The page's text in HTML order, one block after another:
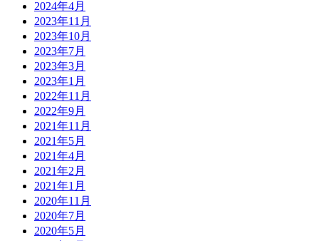
2024年4月
2023年11月
2023年10月
2023年7月
2023年3月
2023年1月
2022年11月
2022年9月
2021年11月
2021年5月
2021年4月
2021年2月
2021年1月
2020年11月
2020年7月
2020年5月